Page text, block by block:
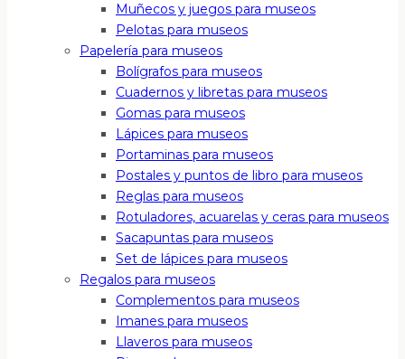
Muñecos y juegos para museos
Pelotas para museos
Papelería para museos
Bolígrafos para museos
Cuadernos y libretas para museos
Gomas para museos
Lápices para museos
Portaminas para museos
Postales y puntos de libro para museos
Reglas para museos
Rotuladores, acuarelas y ceras para museos
Sacapuntas para museos
Set de lápices para museos
Regalos para museos
Complementos para museos
Imanes para museos
Llaveros para museos